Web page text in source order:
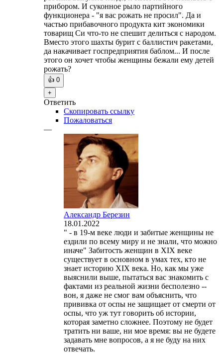
прибором. И суконное рыло партийного
функционера - "я вас рожать не просил". Да и
частью прибавочного продукта кит экономики
товарищ Си что-то не спешит делиться с народом.
Вместо этого шахты бурит с баллистич ракетами,
да накачивает госпредприятия баблом... И после
этого он хочет чтобы женщины бежали ему детей
рожать?
👍 0
+
Ответить
Скопировать ссылку
Пожаловаться
—
Александр Березин
18.01.2022
" - в 19-м веке люди и забитые женщины не
ездили по всему миру и не знали, что можно
иначе" Забитость женщин в XIX веке
существует в основном в умах тех, кто не
знает историю XIX века. Но, как мы уже
выяснили выше, пытаться вас знакомить с
фактами из реальной жизни бесполезно --
вон, я даже не смог вам объяснить, что
прививка от оспы не защищает от смерти от
оспы, что уж тут говорить об истории,
которая заметно сложнее. Поэтому не будет
тратить ни ваше, ни мое время: вы не будете
задавать мне вопросов, а я не буду на них
отвечать.